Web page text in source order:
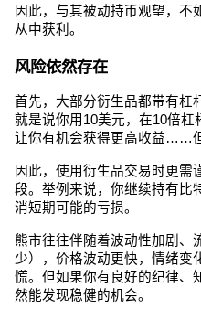
因此，与其被动持币观望，不
从中获利。
风险依然存在
首先，大部分衍生品都带有杠
就是说你用10美元，在10倍杠
让你有机会获得更高收益……
因此，使用衍生品交易时更
段。举例来说，你继续持有比
消短期可能的亏损。
熊市往往伴随着波动性加剧、
少），价格波动更快，情绪变
慌。但如果你有良好的纪律、
然能发现稳健的机会。